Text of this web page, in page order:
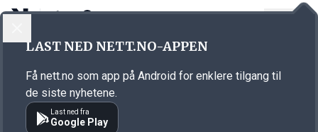
Annonsørinnhold
LAST NED NETT.NO-APPEN
Få nett.no som app på Android for enklere tilgang til
de siste nyhetene.
Last ned fra
Google Play